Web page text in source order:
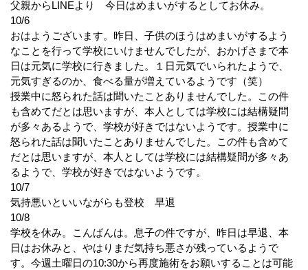
父親からLINEより 今日はめまいがするとしてお休み。
10/6
おはようございます。昨日、子供のほうはめまいがするよう
なことを行って学校にいけませんでしたが、おかげさまで本
日は元気に学校に行きました。１日元気でいられたようで、
元気すぎるのか、食べる量が増えているようです（笑）
授業中に怒られた話は聞いたことありませんでした。この件
も含めてだとは思いますが、本人としては学校には結構疑問
が多々あるようで、学校が好きではないようです。授業中に
怒られた話は聞いたことありませんでした。この件も含めて
だとは思いますが、本人としては学校には結構疑問が多々あ
るようで、学校が好きではないようです。
10/7
気持悪いといいながらも登校 早退
10/8
学校を休み。こんばんは。息子の件ですが、昨日は早退、本
日はお休みと、やはりまだ気持ち悪さが残っているようで
す。今週土曜日の10:30から再度施術をお願いすることは可能